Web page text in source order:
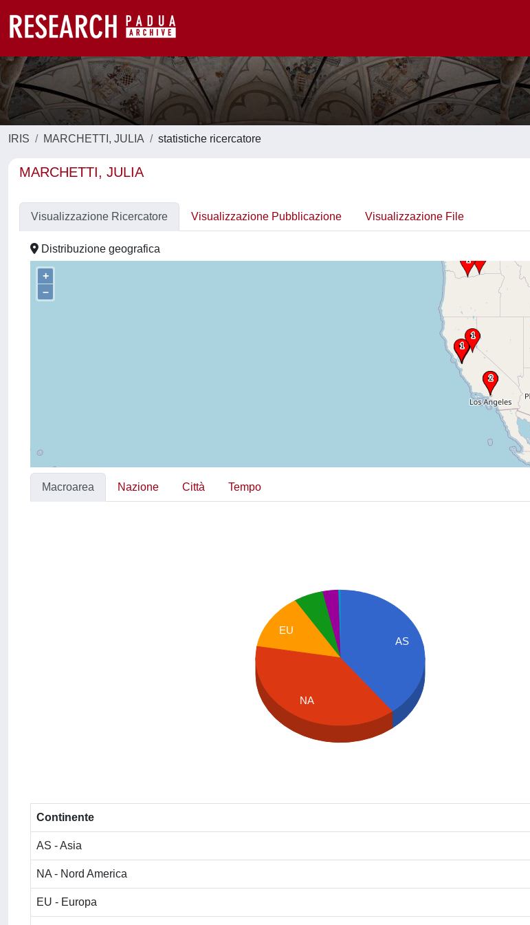
IRIS MARCHETTI, JULIA statistiche ricercatore
MARCHETTI, JULIA
Visualizzazione Ricercatore Visualizzazione Pubblicazione Visualizzazione File
Distribuzione geografica
+
–
Macroarea Nazione Città Tempo
AS
EU
NA
Continente
AS - Asia
NA - Nord America
EU - Europa